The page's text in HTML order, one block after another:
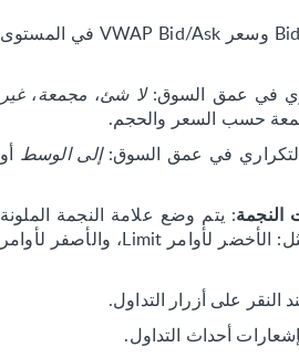
: عرض إجمالي حجم Bid/Ask وسعر VWAP Bid/Ask في المستوى
في عمق السوق:لا شئ، مجمعة، غير
حسب السعر والحجم.
في عمق السوق: إلى الوسط أو
: يتم وضع علامة النجمة الملونة
على الأوامر التي وضعها المستخدم في المستوى 2 مثل: الأخضر لأوامر Limit، والأصفر لأوامر
النقر على أزرار التداول.
أحداث التداول.